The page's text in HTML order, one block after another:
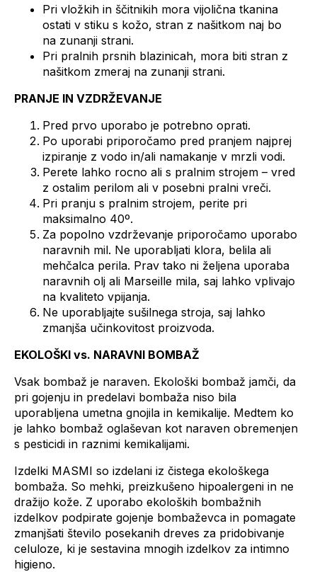
Pri vložkih in ščitnikih mora vijolična tkanina
ostati v stiku s kožo, stran z našitkom naj bo
na zunanji strani.
Pri pralnih prsnih blazinicah, mora biti stran z
našitkom zmeraj na zunanji strani.
PRANJE IN VZDRŽEVANJE
Pred prvo uporabo je potrebno oprati.
Po uporabi priporočamo pred pranjem najprej
izpiranje z vodo in/ali namakanje v mrzli vodi.
Perete lahko rocno ali s pralnim strojem – vred
z ostalim perilom ali v posebni pralni vreči.
Pri pranju s pralnim strojem, perite pri
maksimalno 40º.
Za popolno vzdrževanje priporočamo uporabo
naravnih mil. Ne uporabljati klora, belila ali
mehčalca perila. Prav tako ni željena uporaba
naravnih olj ali Marseille mila, saj lahko vplivajo
na kvaliteto vpijanja.
Ne uporabljajte sušilnega stroja, saj lahko
zmanjša učinkovitost proizvoda.
EKOLOŠKI vs. NARAVNI BOMBAŽ
Vsak bombaž je naraven. Ekološki bombaž jamči, da
pri gojenju in predelavi bombaža niso bila
uporabljena umetna gnojila in kemikalije. Medtem ko
je lahko bombaž oglaševan kot naraven obremenjen
s pesticidi in raznimi kemikalijami.
Izdelki MASMI so izdelani iz čistega ekološkega
bombaža. So mehki, preizkušeno hipoalergeni in ne
dražijo kože. Z uporabo ekoloških bombažnih
izdelkov podpirate gojenje bombaževca in pomagate
zmanjšati število posekanih dreves za pridobivanje
celuloze, ki je sestavina mnogih izdelkov za intimno
higieno.